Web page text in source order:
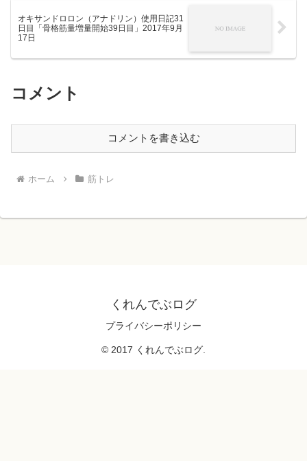
オキサンドロロン（アナドリン）使用日記31
日目「骨格筋量増量開始39日目」2017年9月
17日
コメント
コメントを書き込む
ホーム 筋トレ
くれんでぶログ
プライバシーポリシー
© 2017 くれんでぶログ.